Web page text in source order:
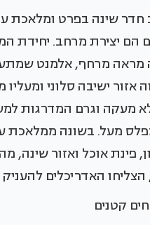
שינה בפרט ומלאכת
הם יצירת מרחב. יחידת
מראה מרחף, אלמנט
ישיבה סלוני
מעקה וגרם המדרגות
מעל. בשונה ממלאכת
פינת אוכל ואזור
הצליחו האדריכלים
קטנים